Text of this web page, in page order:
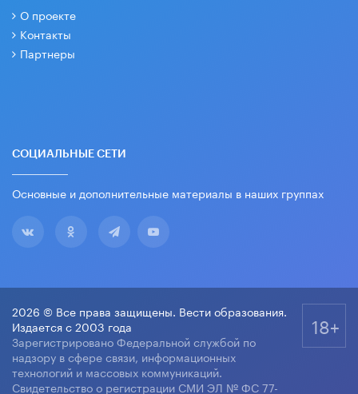
О проекте
Контакты
Партнеры
СОЦИАЛЬНЫЕ СЕТИ
Основные и дополнительные материалы в наших группах
2026 © Все права защищены. Вести образования.
Издается с 2003 года
Зарегистрировано Федеральной службой по
надзору в сфере связи, информационных
технологий и массовых коммуникаций.
Свидетельство о регистрации СМИ ЭЛ № ФС 77-
18+